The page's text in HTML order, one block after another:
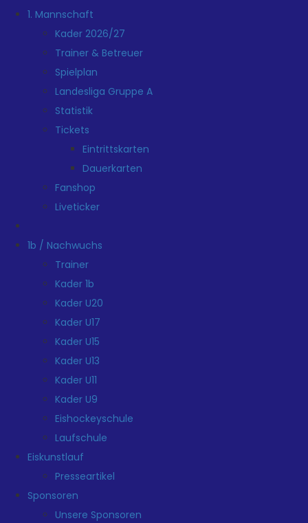
1. Mannschaft
Kader 2026/27
Trainer & Betreuer
Spielplan
Landesliga Gruppe A
Statistik
Tickets
Eintrittskarten
Dauerkarten
Fanshop
Liveticker
1b / Nachwuchs
Trainer
Kader 1b
Kader U20
Kader U17
Kader U15
Kader U13
Kader U11
Kader U9
Eishockeyschule
Laufschule
Eiskunstlauf
Presseartikel
Sponsoren
Unsere Sponsoren